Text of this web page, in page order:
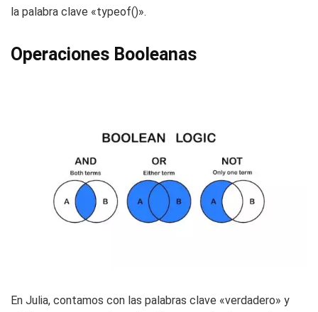
la palabra clave «typeof()».
Operaciones Booleanas
En Julia, contamos con las palabras clave «verdadero» y